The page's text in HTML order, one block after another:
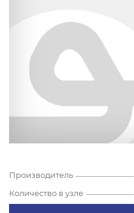
Производитель
Количество в узле